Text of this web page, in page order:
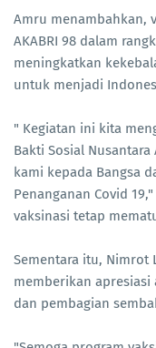
Amru menambahkan,
AKABRI 98 dalam
meningkatkan
untuk menjadi
" Kegiatan ini kita
Bakti Sosial
kami kepada Bangsa
Penanganan Covid
vaksinasi tetap
Sementara itu, Nimrot
memberikan apresiasi
dan pembagian